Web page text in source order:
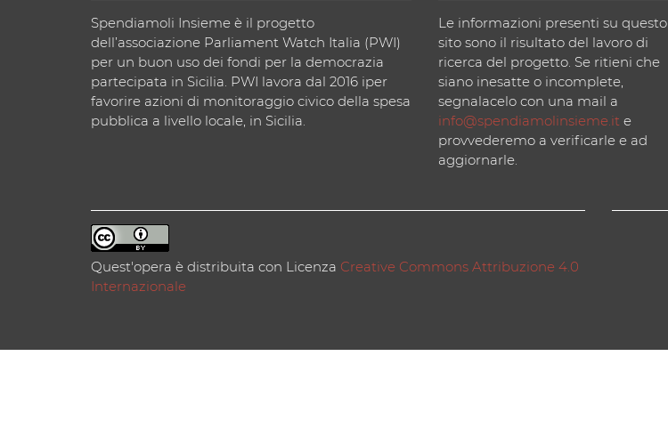
Spendiamoli Insieme è il progetto
dell’associazione Parliament Watch Italia (PWI)
per un buon uso dei fondi per la democrazia
partecipata in Sicilia. PWI lavora dal 2016 iper
favorire azioni di monitoraggio civico della spesa
pubblica a livello locale, in Sicilia.
Le informazioni presenti su questo
sito sono il risultato del lavoro di
ricerca del progetto. Se ritieni che
siano inesatte o incomplete,
segnalacelo con una mail a
info@spendiamolinsieme.ite
provvederemo a verificarle e ad
aggiornarle.
Quest'opera è distribuita con Licenza Creative Commons Attribuzione 4.0
Internazionale